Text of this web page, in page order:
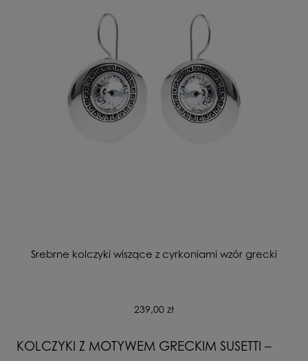
Srebrne kolczyki wiszące z cyrkoniami wzór grecki
239,00 zł
KOLCZYKI Z MOTYWEM GRECKIM SUSETTI –